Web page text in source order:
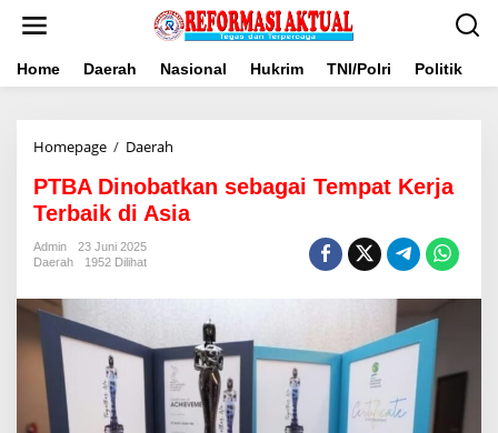
Home Daerah Nasional Hukrim TNI/Polri Politik
Homepage / Daerah
sebagai
Tempat
Kerja
PTBA Dinobatkan sebagai Tempat Kerja
Terbaik di Asia
Admin
23 Juni 2025
Daerah
1952 Dilihat